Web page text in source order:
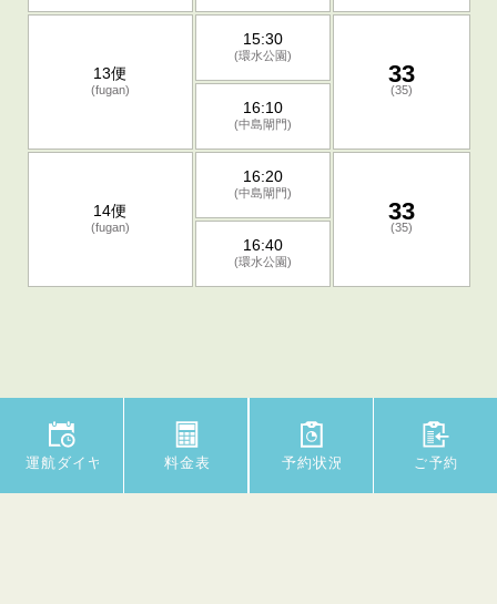
13便
(fugan)
15:30
(環水公園)
33
(35)
16:10
(中島閘門)
14便
(fugan)
16:20
(中島閘門)
33
(35)
16:40
(環水公園)